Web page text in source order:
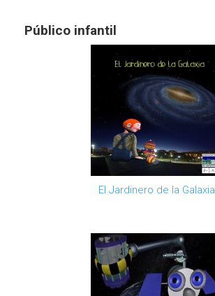
Público infantil
El Jardinero de la Galaxia